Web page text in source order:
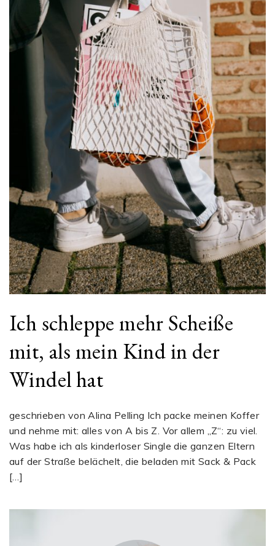
Ich schleppe mehr Scheiße
mit, als mein Kind in der
Windel hat
geschrieben von Alina Pelling Ich packe meinen Koffer
und nehme mit: alles von A bis Z. Vor allem „Z“: zu viel.
Was habe ich als kinderloser Single die ganzen Eltern
auf der Straße belächelt, die beladen mit Sack & Pack
[…]